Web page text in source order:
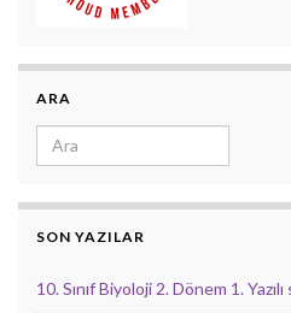
ARA
Search for:
SON YAZILAR
10. Sınıf Biyoloji 2. Dönem 1.